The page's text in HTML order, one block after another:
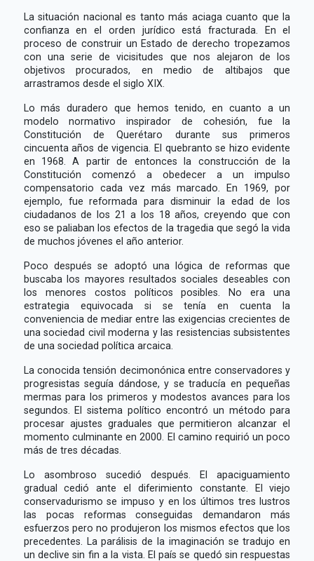
La situación nacional es tanto más aciaga cuanto que la
confianza en el orden jurídico está fracturada. En el
proceso de construir un Estado de derecho tropezamos
con una serie de vicisitudes que nos alejaron de los
objetivos procurados, en medio de altibajos que
arrastramos desde el siglo XIX.
Lo más duradero que hemos tenido, en cuanto a un
modelo normativo inspirador de cohesión, fue la
Constitución de Querétaro durante sus primeros
cincuenta años de vigencia. El quebranto se hizo evidente
en 1968. A partir de entonces la construcción de la
Constitución comenzó a obedecer a un impulso
compensatorio cada vez más marcado. En 1969, por
ejemplo, fue reformada para disminuir la edad de los
ciudadanos de los 21 a los 18 años, creyendo que con
eso se paliaban los efectos de la tragedia que segó la vida
de muchos jóvenes el año anterior.
Poco después se adoptó una lógica de reformas que
buscaba los mayores resultados sociales deseables con
los menores costos políticos posibles. No era una
estrategia equivocada si se tenía en cuenta la
conveniencia de mediar entre las exigencias crecientes de
una sociedad civil moderna y las resistencias subsistentes
de una sociedad política arcaica.
La conocida tensión decimonónica entre conservadores y
progresistas seguía dándose, y se traducía en pequeñas
mermas para los primeros y modestos avances para los
segundos. El sistema político encontró un método para
procesar ajustes graduales que permitieron alcanzar el
momento culminante en 2000. El camino requirió un poco
más de tres décadas.
Lo asombroso sucedió después. El apaciguamiento
gradual cedió ante el diferimiento constante. El viejo
conservadurismo se impuso y en los últimos tres lustros
las pocas reformas conseguidas demandaron más
esfuerzos pero no produjeron los mismos efectos que los
precedentes. La parálisis de la imaginación se tradujo en
un declive sin fin a la vista. El país se quedó sin respuestas